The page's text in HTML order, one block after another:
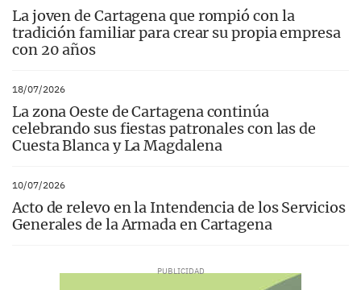
La joven de Cartagena que rompió con la
tradición familiar para crear su propia empresa
con 20 años
18/07/2026
La zona Oeste de Cartagena continúa
celebrando sus fiestas patronales con las de
Cuesta Blanca y La Magdalena
10/07/2026
Acto de relevo en la Intendencia de los Servicios
Generales de la Armada en Cartagena